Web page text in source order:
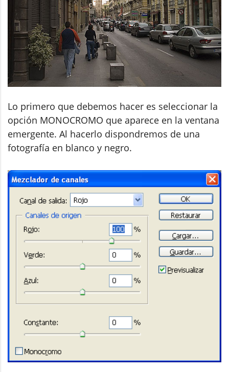
Lo primero que debemos hacer es seleccionar la
opción MONOCROMO que aparece en la ventana
emergente. Al hacerlo dispondremos de una
fotografía en blanco y negro.